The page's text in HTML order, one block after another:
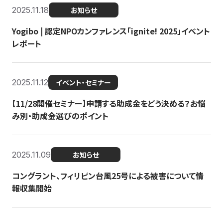
2025.11.18 お知らせ
Yogibo | 認定NPOカンファレンス「ignite! 2025」イベント
レポート
2025.11.12 イベント・セミナー
【11/28開催セミナー】申請する助成金をどう決める？お悩
み別・助成金選びのポイント
2025.11.09 お知らせ
コングラント、フィリピン台風25号による被害について情
報収集開始